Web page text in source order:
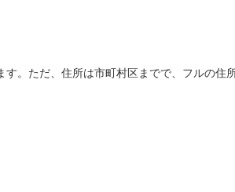
。ただ、住所は市町村区までで、フルの住